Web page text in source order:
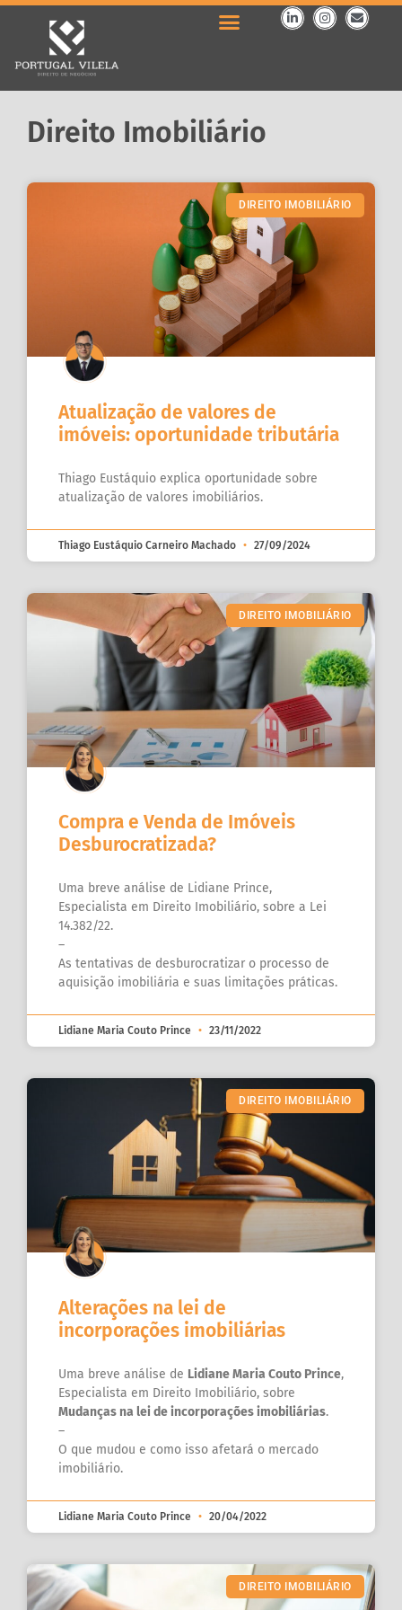
Direito Imobiliário
DIREITO IMOBILIÁRIO
Atualização de valores de
imóveis: oportunidade tributária
Thiago Eustáquio explica oportunidade sobre
atualização de valores imobiliários.
Thiago Eustáquio Carneiro Machado 27/09/2024
DIREITO IMOBILIÁRIO
Compra e Venda de Imóveis
Desburocratizada?
Uma breve análise de Lidiane Prince,
Especialista em Direito Imobiliário, sobre a Lei
14.382/22.
–
As tentativas de desburocratizar o processo de
aquisição imobiliária e suas limitações práticas.
Lidiane Maria Couto Prince 23/11/2022
DIREITO IMOBILIÁRIO
Alterações na lei de
incorporações imobiliárias
Uma breve análise de Lidiane Maria Couto Prince,
Especialista em Direito Imobiliário, sobre
Mudanças na lei de incorporações imobiliárias.
–
O que mudou e como isso afetará o mercado
imobiliário.
Lidiane Maria Couto Prince 20/04/2022
DIREITO IMOBILIÁRIO